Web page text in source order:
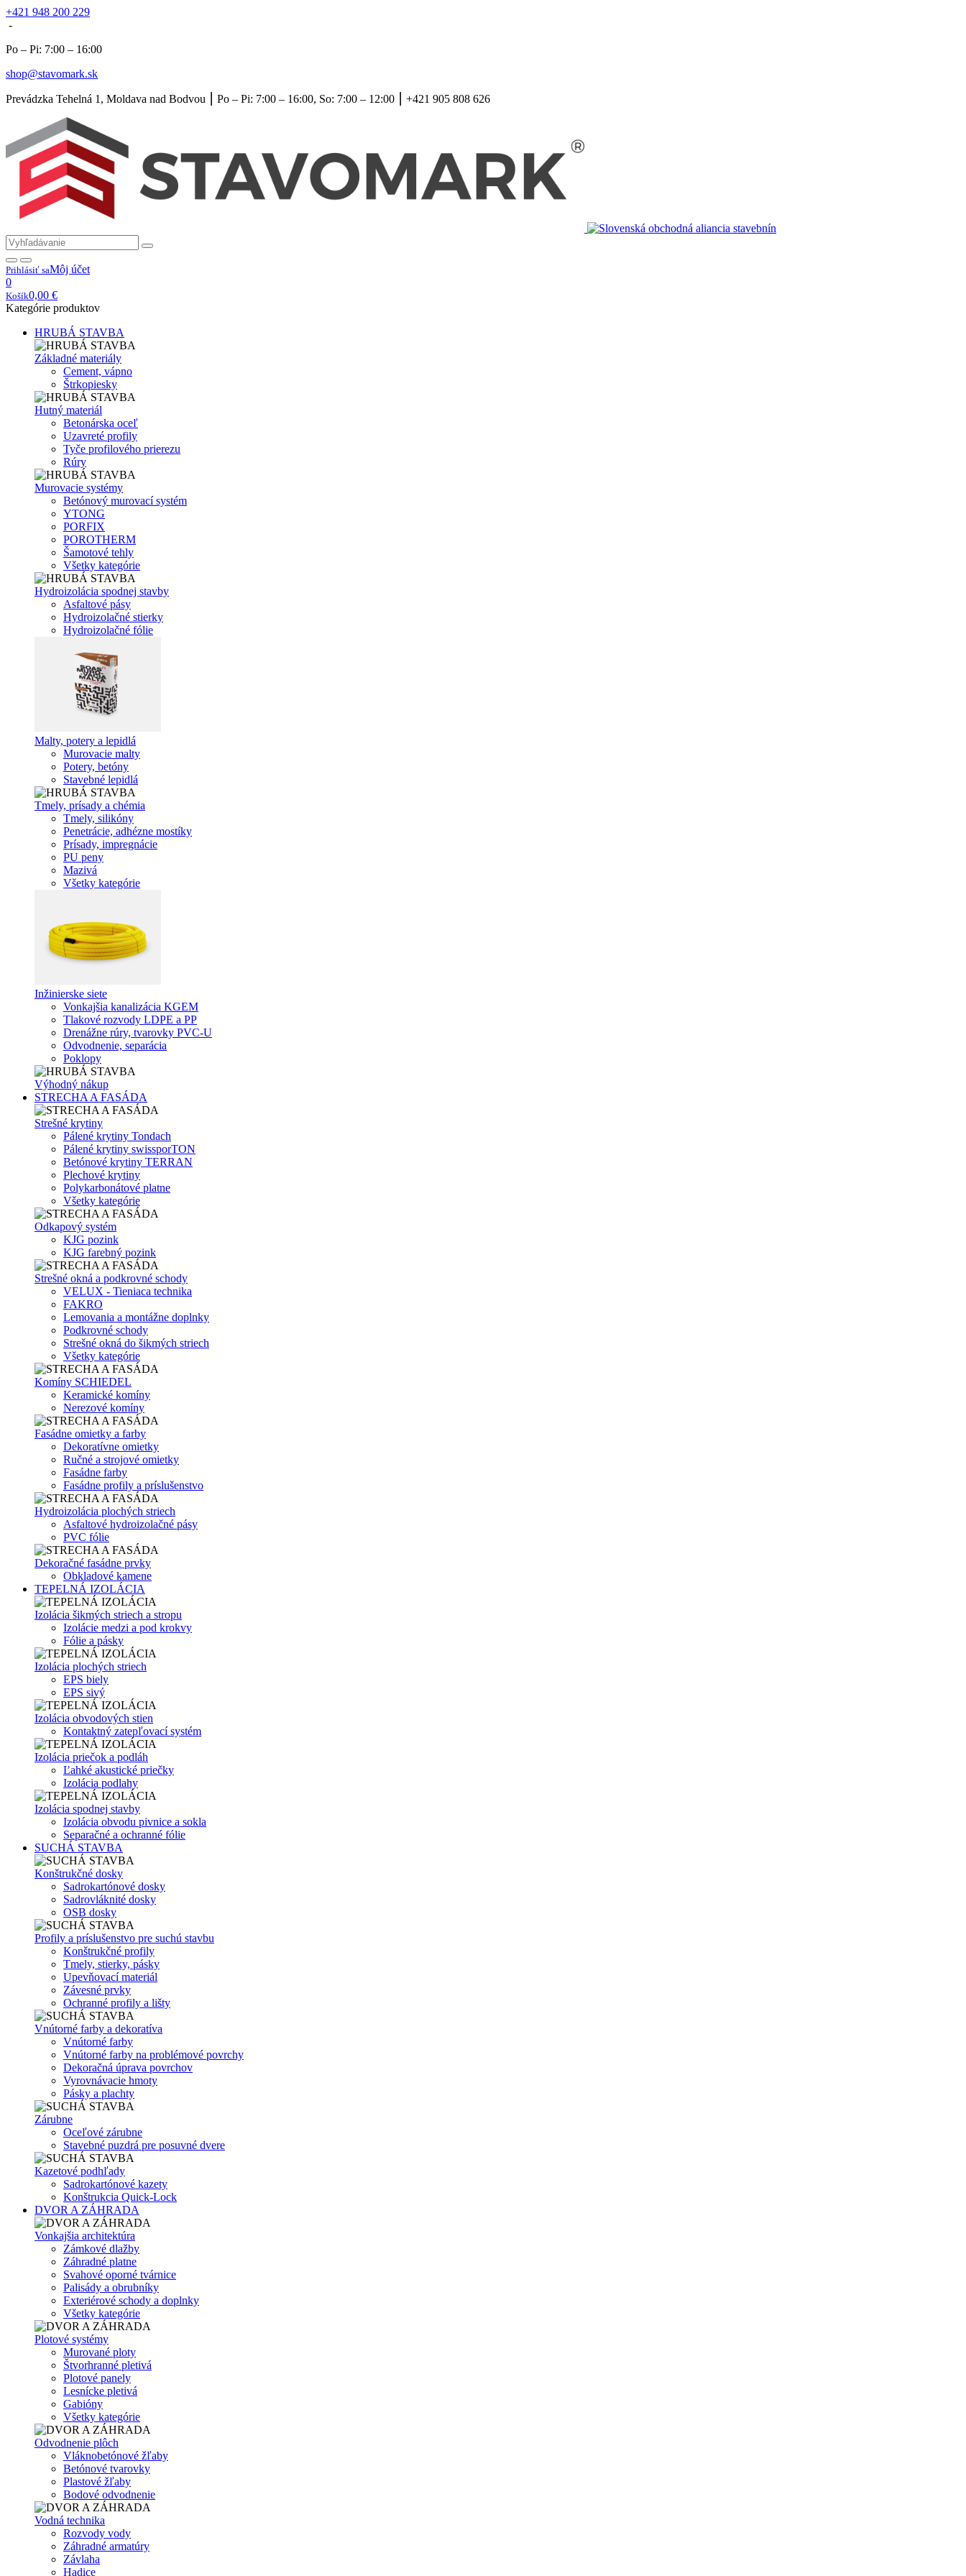
+421 948 200 229
-
Po – Pi: 7:00 – 16:00
shop@stavomark.sk
Prevádzka Tehelná 1, Moldava nad Bodvou ⎮ Po – Pi: 7:00 – 16:00, So: 7:00 – 12:00 ⎮ +421 905 808 626
Prihlásiť saMôj účet
0
Košík0,00 €
Kategórie produktov
HRUBÁ STAVBA
Základné materiály
Cement, vápno
Štrkopiesky
Hutný materiál
Betonárska oceľ
Uzavreté profily
Tyče profilového prierezu
Rúry
Murovacie systémy
Betónový murovací systém
YTONG
PORFIX
POROTHERM
Šamotové tehly
Všetky kategórie
Hydroizolácia spodnej stavby
Asfaltové pásy
Hydroizolačné stierky
Hydroizolačné fólie
Malty, potery a lepidlá
Murovacie malty
Potery, betóny
Stavebné lepidlá
Tmely, prísady a chémia
Tmely, silikóny
Penetrácie, adhézne mostíky
Prísady, impregnácie
PU peny
Mazivá
Všetky kategórie
Inžinierske siete
Vonkajšia kanalizácia KGEM
Tlakové rozvody LDPE a PP
Drenážne rúry, tvarovky PVC-U
Odvodnenie, separácia
Poklopy
Výhodný nákup
STRECHA A FASÁDA
Strešné krytiny
Pálené krytiny Tondach
Pálené krytiny swissporTON
Betónové krytiny TERRAN
Plechové krytiny
Polykarbonátové platne
Všetky kategórie
Odkapový systém
KJG pozink
KJG farebný pozink
Strešné okná a podkrovné schody
VELUX - Tieniaca technika
FAKRO
Lemovania a montážne doplnky
Podkrovné schody
Strešné okná do šikmých striech
Všetky kategórie
Komíny SCHIEDEL
Keramické komíny
Nerezové komíny
Fasádne omietky a farby
Dekoratívne omietky
Ručné a strojové omietky
Fasádne farby
Fasádne profily a príslušenstvo
Hydroizolácia plochých striech
Asfaltové hydroizolačné pásy
PVC fólie
Dekoračné fasádne prvky
Obkladové kamene
TEPELNÁ IZOLÁCIA
Izolácia šikmých striech a stropu
Izolácie medzi a pod krokvy
Fólie a pásky
Izolácia plochých striech
EPS biely
EPS sivý
Izolácia obvodových stien
Kontaktný zatepľovací systém
Izolácia priečok a podláh
Ľahké akustické priečky
Izolácia podlahy
Izolácia spodnej stavby
Izolácia obvodu pivnice a sokla
Separačné a ochranné fólie
SUCHÁ STAVBA
Konštrukčné dosky
Sadrokartónové dosky
Sadrovláknité dosky
OSB dosky
Profily a príslušenstvo pre suchú stavbu
Konštrukčné profily
Tmely, stierky, pásky
Upevňovací materiál
Závesné prvky
Ochranné profily a lišty
Vnútorné farby a dekoratíva
Vnútorné farby
Vnútorné farby na problémové povrchy
Dekoračná úprava povrchov
Vyrovnávacie hmoty
Pásky a plachty
Zárubne
Oceľové zárubne
Stavebné puzdrá pre posuvné dvere
Kazetové podhľady
Sadrokartónové kazety
Konštrukcia Quick-Lock
DVOR A ZÁHRADA
Vonkajšia architektúra
Zámkové dlažby
Záhradné platne
Svahové oporné tvárnice
Palisády a obrubníky
Exteriérové schody a doplnky
Všetky kategórie
Plotové systémy
Murované ploty
Štvorhranné pletivá
Plotové panely
Lesnícke pletivá
Gabióny
Všetky kategórie
Odvodnenie plôch
Vláknobetónové žľaby
Betónové tvarovky
Plastové žľaby
Bodové odvodnenie
Vodná technika
Rozvody vody
Záhradné armatúry
Závlaha
Hadice